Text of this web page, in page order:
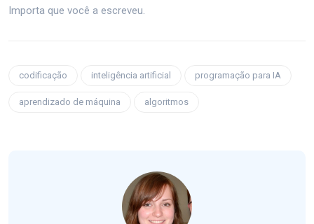
Importa que você a escreveu.
codificação inteligência artificial programação para IA
aprendizado de máquina algoritmos